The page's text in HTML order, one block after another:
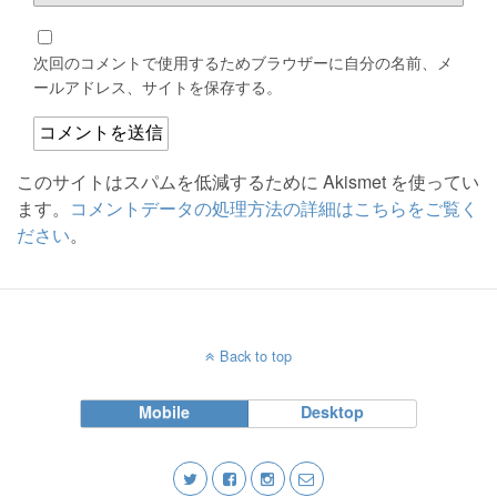
次回のコメントで使用するためブラウザーに自分の名前、メ
ールアドレス、サイトを保存する。
このサイトはスパムを低減するために Akismet を使ってい
ます。 コメントデータの処理方法の詳細はこちらをご覧く
ださい。
Back to top
Mobile Desktop